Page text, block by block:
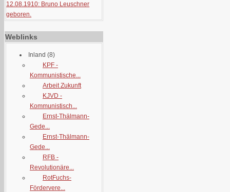
12.08.1910: Bruno Leuschner
geboren.
Weblinks
Inland (8)
KPF -
Kommunistische...
Arbeit Zukunft
KJVD -
Kommunistisch...
Ernst-Thälmann-
Gede...
Ernst-Thälmann-
Gede...
RFB -
Revolutionäre...
RotFuchs-
Fördervere...